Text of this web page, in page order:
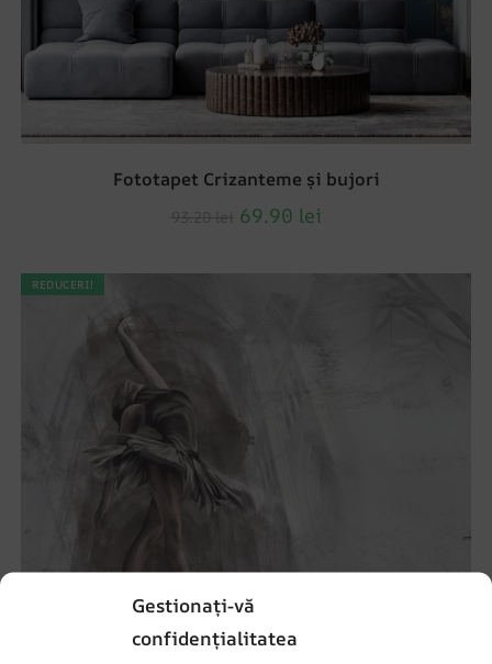
Gestionați-vă
confidențialitatea
Fototapet Crizanteme și bujori
69.90 lei
REDUCERI!